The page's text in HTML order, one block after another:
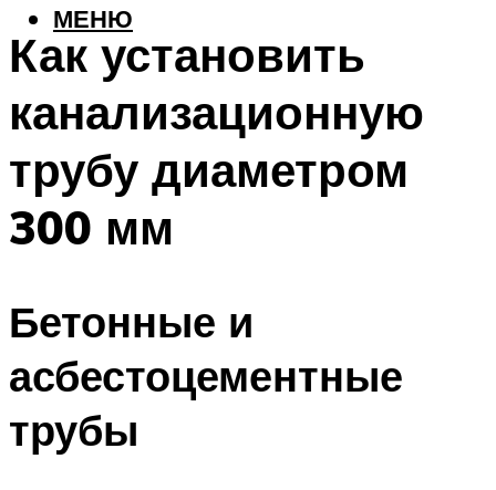
МЕНЮ
Как установить
канализационную
трубу диаметром
300 мм
Бетонные и
асбестоцементные
трубы